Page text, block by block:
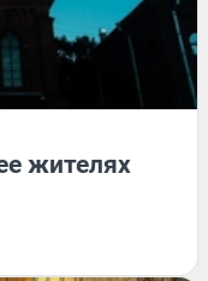
жителях